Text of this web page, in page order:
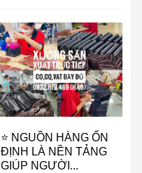
⭐ NGUỒN HÀNG ỔN
ĐỊNH LÀ NỀN TẢNG
GIÚP NGƯỜI...